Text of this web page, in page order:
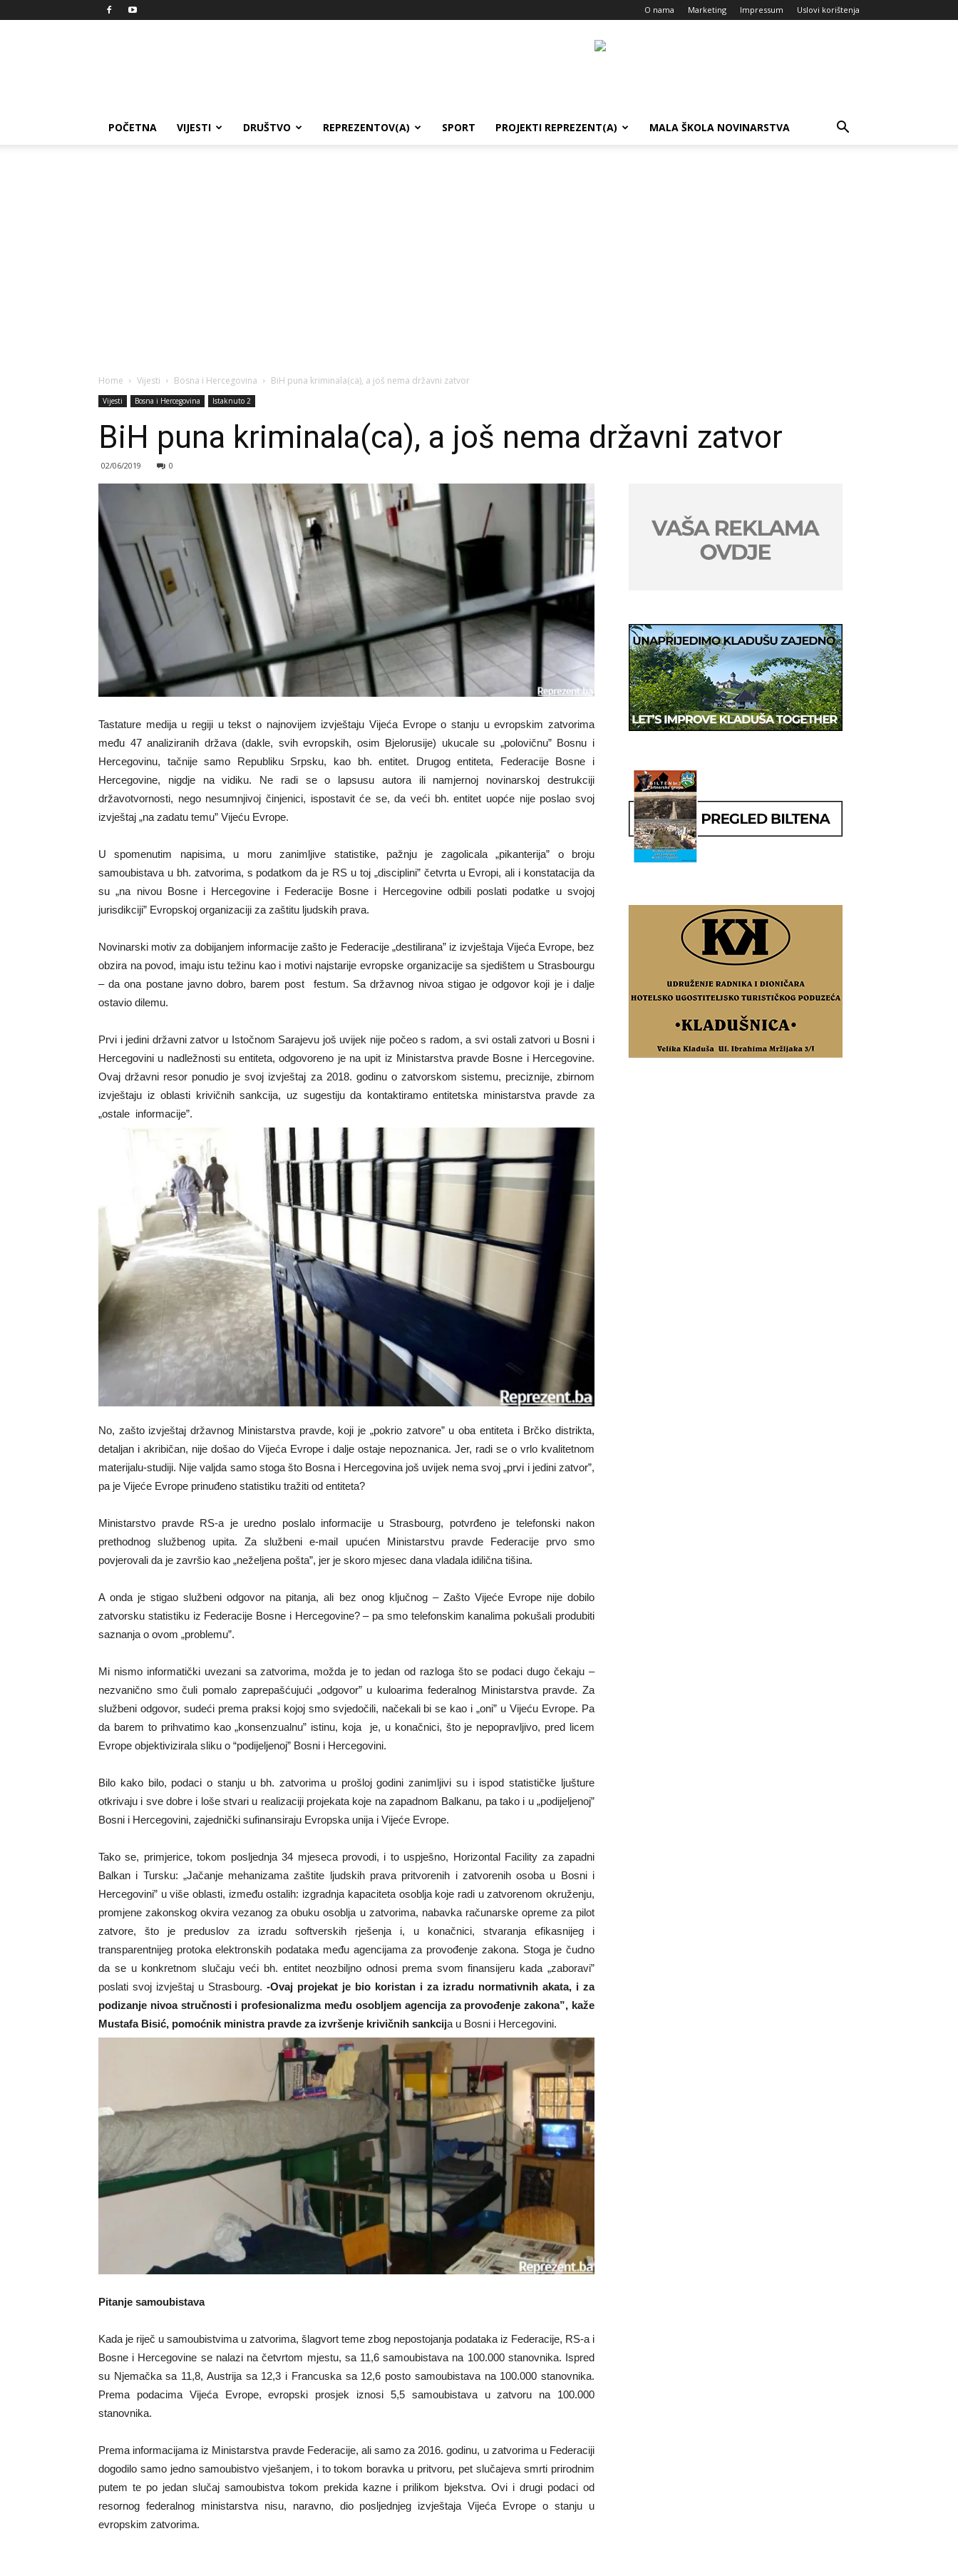
O nama Marketing Impressum Uslovi korištenja
POČETNA VIJESTI DRUŠTVO REPREZENTOV(A) SPORT PROJEKTI REPREZENT(A) MALA ŠKOLA NOVINARSTVA
Home Vijesti Bosna i Hercegovina BiH puna kriminala(ca), a još nema državni zatvor
Vijesti Bosna i Hercegovina Istaknuto 2
BiH puna kriminala(ca), a još nema državni zatvor
02/06/2019 0
Tastature medija u regiji u tekst o najnovijem izvještaju Vijeća Evrope o stanju u evropskim zatvorima
među 47 analiziranih država (dakle, svih evropskih, osim Bjelorusije) ukucale su „polovičnu” Bosnu i
Hercegovinu, tačnije samo Republiku Srpsku, kao bh. entitet. Drugog entiteta, Federacije Bosne i
Hercegovine, nigdje na vidiku. Ne radi se o lapsusu autora ili namjernoj novinarskoj destrukciji
državotvornosti, nego nesumnjivoj činjenici, ispostavit će se, da veći bh. entitet uopće nije poslao svoj
izvještaj „na zadatu temu” Vijeću Evrope.
U spomenutim napisima, u moru zanimljive statistike, pažnju je zagolicala „pikanterija” o broju
samoubistava u bh. zatvorima, s podatkom da je RS u toj „disciplini” četvrta u Evropi, ali i konstatacija da
su „na nivou Bosne i Hercegovine i Federacije Bosne i Hercegovine odbili poslati podatke u svojoj
jurisdikciji” Evropskoj organizaciji za zaštitu ljudskih prava.
Novinarski motiv za dobijanjem informacije zašto je Federacije „destilirana” iz izvještaja Vijeća Evrope, bez
obzira na povod, imaju istu težinu kao i motivi najstarije evropske organizacije sa sjedištem u Strasbourgu
– da ona postane javno dobro, barem post festum. Sa državnog nivoa stigao je odgovor koji je i dalje
ostavio dilemu.
Prvi i jedini državni zatvor u Istočnom Sarajevu još uvijek nije počeo s radom, a svi ostali zatvori u Bosni i
Hercegovini u nadležnosti su entiteta, odgovoreno je na upit iz Ministarstva pravde Bosne i Hercegovine.
Ovaj državni resor ponudio je svoj izvještaj za 2018. godinu o zatvorskom sistemu, preciznije, zbirnom
izvještaju iz oblasti krivičnih sankcija, uz sugestiju da kontaktiramo entitetska ministarstva pravde za
„ostale informacije”.
No, zašto izvještaj državnog Ministarstva pravde, koji je „pokrio zatvore” u oba entiteta i Brčko distrikta,
detaljan i akribičan, nije došao do Vijeća Evrope i dalje ostaje nepoznanica. Jer, radi se o vrlo kvalitetnom
materijalu-studiji. Nije valjda samo stoga što Bosna i Hercegovina još uvijek nema svoj „prvi i jedini zatvor”,
pa je Vijeće Evrope prinuđeno statistiku tražiti od entiteta?
Ministarstvo pravde RS-a je uredno poslalo informacije u Strasbourg, potvrđeno je telefonski nakon
prethodnog službenog upita. Za službeni e-mail upućen Ministarstvu pravde Federacije prvo smo
povjerovali da je završio kao „neželjena pošta”, jer je skoro mjesec dana vladala idilična tišina.
A onda je stigao službeni odgovor na pitanja, ali bez onog ključnog – Zašto Vijeće Evrope nije dobilo
zatvorsku statistiku iz Federacije Bosne i Hercegovine? – pa smo telefonskim kanalima pokušali produbiti
saznanja o ovom „problemu”.
Mi nismo informatički uvezani sa zatvorima, možda je to jedan od razloga što se podaci dugo čekaju –
nezvanično smo čuli pomalo zaprepašćujući „odgovor” u kuloarima federalnog Ministarstva pravde. Za
službeni odgovor, sudeći prema praksi kojoj smo svjedočili, načekali bi se kao i „oni” u Vijeću Evrope. Pa
da barem to prihvatimo kao „konsenzualnu” istinu, koja je, u konačnici, što je nepopravljivo, pred licem
Evrope objektivizirala sliku o “podijeljenoj” Bosni i Hercegovini.
Bilo kako bilo, podaci o stanju u bh. zatvorima u prošloj godini zanimljivi su i ispod statističke ljušture
otkrivaju i sve dobre i loše stvari u realizaciji projekata koje na zapadnom Balkanu, pa tako i u „podijeljenoj”
Bosni i Hercegovini, zajednički sufinansiraju Evropska unija i Vijeće Evrope.
Tako se, primjerice, tokom posljednja 34 mjeseca provodi, i to uspješno, Horizontal Facility za zapadni
Balkan i Tursku: „Jačanje mehanizama zaštite ljudskih prava pritvorenih i zatvorenih osoba u Bosni i
Hercegovini” u više oblasti, između ostalih: izgradnja kapaciteta osoblja koje radi u zatvorenom okruženju,
promjene zakonskog okvira vezanog za obuku osoblja u zatvorima, nabavka računarske opreme za pilot
zatvore, što je preduslov za izradu softverskih rješenja i, u konačnici, stvaranja efikasnijeg i
transparentnijeg protoka elektronskih podataka među agencijama za provođenje zakona. Stoga je čudno
da se u konkretnom slučaju veći bh. entitet neozbiljno odnosi prema svom finansijeru kada „zaboravi”
poslati svoj izvještaj u Strasbourg. -Ovaj projekat je bio koristan i za izradu normativnih akata, i za
podizanje nivoa stručnosti i profesionalizma među osobljem agencija za provođenje zakona”, kaže
Mustafa Bisić, pomoćnik ministra pravde za izvršenje krivičnih sankcija u Bosni i Hercegovini.
Pitanje samoubistava
Kada je riječ u samoubistvima u zatvorima, šlagvort teme zbog nepostojanja podataka iz Federacije, RS-a i
Bosne i Hercegovine se nalazi na četvrtom mjestu, sa 11,6 samoubistava na 100.000 stanovnika. Ispred
su Njemačka sa 11,8, Austrija sa 12,3 i Francuska sa 12,6 posto samoubistava na 100.000 stanovnika.
Prema podacima Vijeća Evrope, evropski prosjek iznosi 5,5 samoubistava u zatvoru na 100.000
stanovnika.
Prema informacijama iz Ministarstva pravde Federacije, ali samo za 2016. godinu, u zatvorima u Federaciji
dogodilo samo jedno samoubistvo vješanjem, i to tokom boravka u pritvoru, pet slučajeva smrti prirodnim
putem te po jedan slučaj samoubistva tokom prekida kazne i prilikom bjekstva. Ovi i drugi podaci od
resornog federalnog ministarstva nisu, naravno, dio posljednjeg izvještaja Vijeća Evrope o stanju u
evropskim zatvorima.